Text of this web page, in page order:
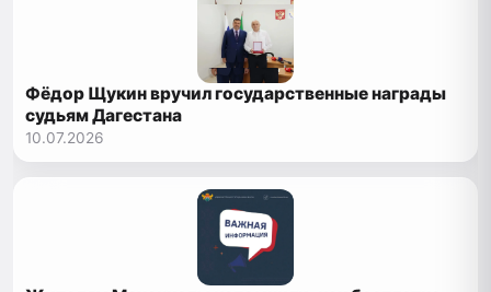
Фёдор Щукин вручил государственные награды
судьям Дагестана
10.07.2026